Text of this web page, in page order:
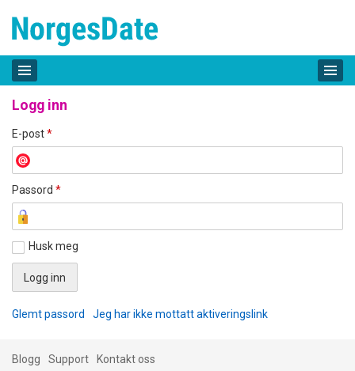
Logg inn
E-post*
Passord *
Husk meg
Glemt passord Jeg har ikke mottatt aktiveringslink
Blogg Support Kontakt oss